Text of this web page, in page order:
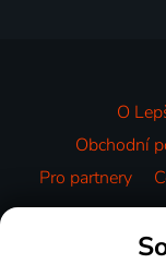
O
Obchodní
Pro partnery